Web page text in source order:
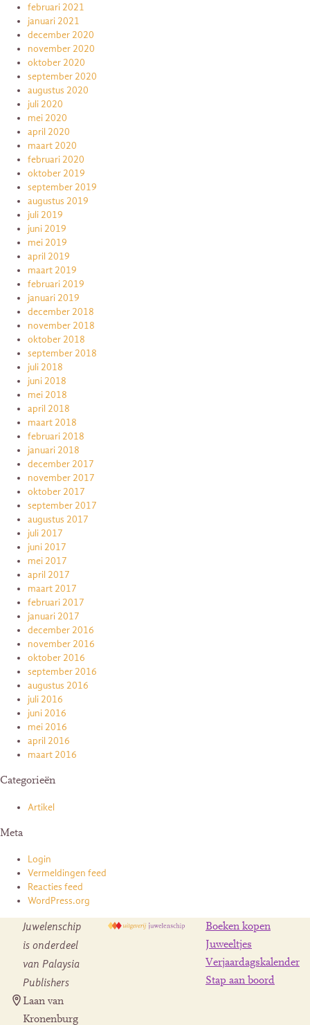
februari 2021
januari 2021
december 2020
november 2020
oktober 2020
september 2020
augustus 2020
juli 2020
mei 2020
april 2020
maart 2020
februari 2020
oktober 2019
september 2019
augustus 2019
juli 2019
juni 2019
mei 2019
april 2019
maart 2019
februari 2019
januari 2019
december 2018
november 2018
oktober 2018
september 2018
juli 2018
juni 2018
mei 2018
april 2018
maart 2018
februari 2018
januari 2018
december 2017
november 2017
oktober 2017
september 2017
augustus 2017
juli 2017
juni 2017
mei 2017
april 2017
maart 2017
februari 2017
januari 2017
december 2016
november 2016
oktober 2016
september 2016
augustus 2016
juli 2016
juni 2016
mei 2016
april 2016
maart 2016
Categorieën
Artikel
Meta
Login
Vermeldingen feed
Reacties feed
WordPress.org
Juwelenschip
is onderdeel
van Palaysia
Publishers
Laan van
Kronenburg
Boeken kopen
Juweeltjes
Verjaardagskalender
Stap aan boord